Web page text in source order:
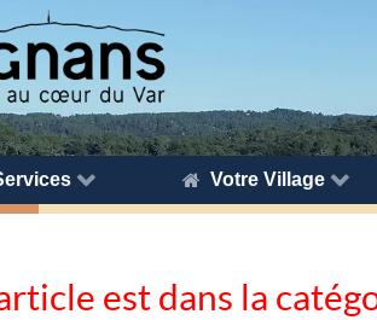
Votre Village
est dans la